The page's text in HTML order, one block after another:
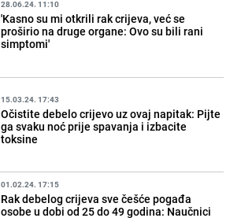
28.06.24. 11:10
'Kasno su mi otkrili rak crijeva, već se
proširio na druge organe: Ovo su bili rani
simptomi'
15.03.24. 17:43
Očistite debelo crijevo uz ovaj napitak: Pijte
ga svaku noć prije spavanja i izbacite
toksine
01.02.24. 17:15
Rak debelog crijeva sve češće pogađa
osobe u dobi od 25 do 49 godina: Naučnici